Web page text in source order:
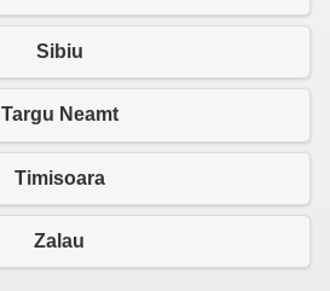
Sibiu
Targu Neamt
Timisoara
Zalau